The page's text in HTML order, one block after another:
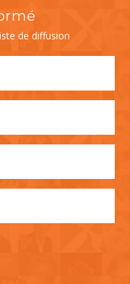
de diffusion